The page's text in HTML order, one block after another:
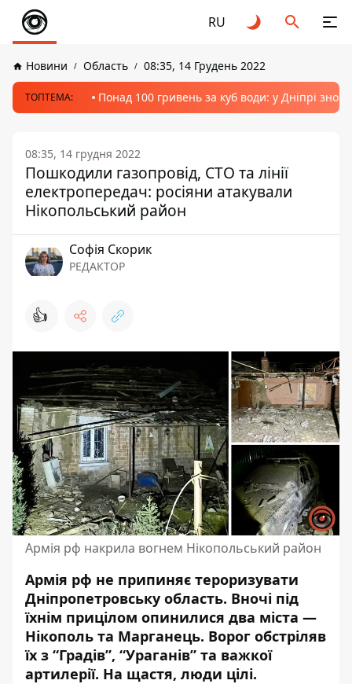
RU
Новини Область 08:35, 14 Грудень 2022
ТОПТЕМА: Понад 100 гривень за куб води: у Дніпрі
08:35, 14 грудня 2022
Пошкодили газопровід, СТО та лінії
електропередач: росіяни атакували
Нікопольський район
Софія Скорик
РЕДАКТОР
👍
Армія рф накрила вогнем Нікопольський район
Армія рф не припиняє тероризувати
Дніпропетровську область. Вночі під
їхнім прицілом опинилися два міста —
Нікополь та Марганець. Ворог обстріляв
їх з “Градів”, “Ураганів” та важкої
артилерії. На щастя, люди цілі.